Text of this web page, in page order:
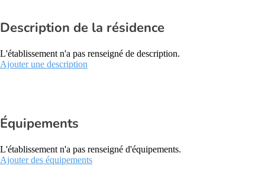
Description de la résidence
L'établissement n'a pas renseigné de description.
Ajouter une description
Équipements
L'établissement n'a pas renseigné d'équipements.
Ajouter des équipements